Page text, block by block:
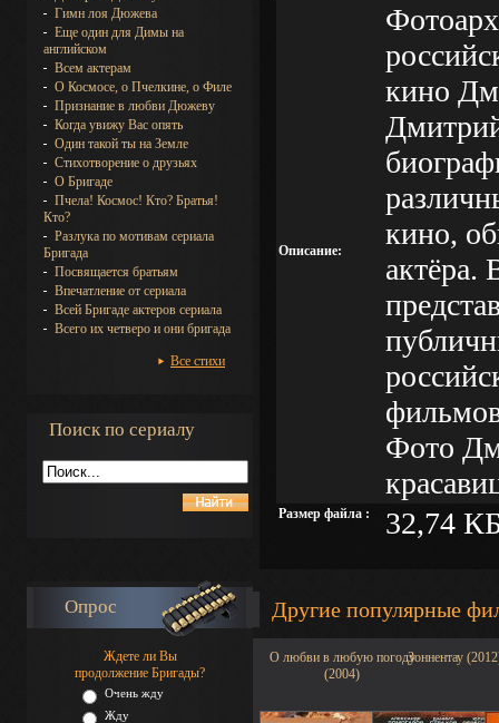
Гимн лоя Дюжева
Еще один для Димы на
английском
Всем актерам
О Космосе, о Пчелкине, о Филе
Признание в любви Дюжеву
Когда увижу Вас опять
Один такой ты на Земле
Стихотворение о друзьях
О Бригаде
Пчела! Космос! Кто? Братья!
Кто?
Разлука по мотивам сериала
Бригада
Посвящается братьям
Впечатление от сериала
Всей Бригаде актеров сериала
Всего их четверо и они бригада
Все стихи
Поиск по сериалу
Опрос
Ждете ли Вы
продолжение Бригады?
Очень жду
Жду
Описание:
кино
кино,
актёра.
Фото
Размер файла : 32,74
Другие популярные
О любви в любую погоду
(2004)
Зоннентау